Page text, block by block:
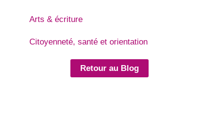
Arts & écriture
Citoyenneté, santé et orientation
Retour au Blog